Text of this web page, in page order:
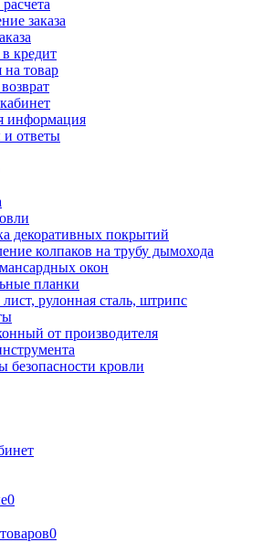
заказа
кредит
на товар
информация
ответы
декоративных покрытий
колпаков на трубу дымохода
окон
планки
рулонная сталь, штрипс
от производителя
безопасности кровли
0
0